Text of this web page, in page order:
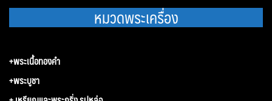
หมวดพระเครื่อง
+พระเนื้อทองคำ
+พระบูชา